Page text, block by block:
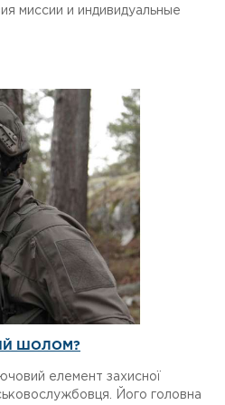
миссии и индивидуальные
ШОЛОМ?
елемент захисної
Його головна